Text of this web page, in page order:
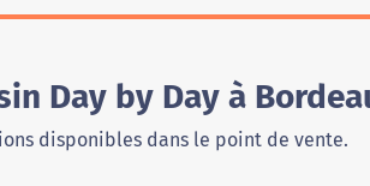
Day by Day à
disponibles dans le point de vente.